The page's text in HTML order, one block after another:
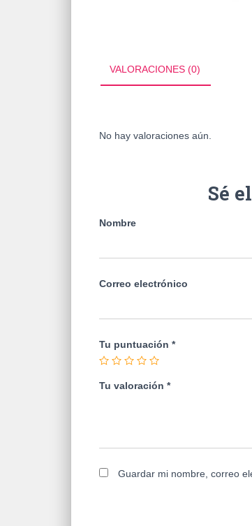
VALORACIONES (0)
No hay valoraciones aún.
Sé
Nombre
Correo electrónico
Tu puntuación *
Tu valoración *
Guardar mi nombre, correo